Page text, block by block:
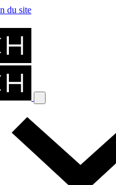
du site